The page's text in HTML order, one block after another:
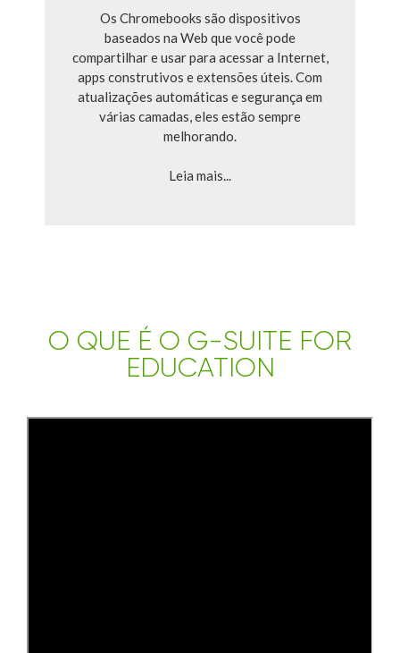
Os Chromebooks são dispositivos
baseados na Web que você pode
compartilhar e usar para acessar a Internet,
apps construtivos e extensões úteis. Com
atualizações automáticas e segurança em
várias camadas, eles estão sempre
melhorando.
Leia mais...
O QUE É O G-SUITE FOR
EDUCATION